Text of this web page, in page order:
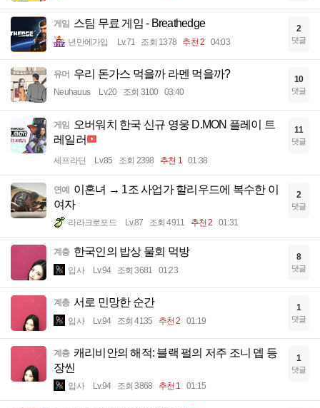
게임 스팀 무료 게임 - Breathedge
년만에가입 Lv.71 조회 1378 추천 2 04:03
2
댓글
유머 우리 돈가스 먹을까 라멘 먹을까?
Neuhauus Lv.20 조회 3100 03:40
10
댓글
게임
오버워치 한국 신규 영웅 D.MON 플레이 트
레일러
세프라딘 Lv.85 조회 2398 추천 1 01:38
11
댓글
연예
이혼녀 → 1조 사업가 할리우드에 복수한 이
여자
라라크로포드 Lv.87 조회 4911 추천 2 01:31
2
댓글
계층 한국인의 밥상 물회 먹방
입사 Lv.94 조회 3681 01:23
8
댓글
계층 서로 민망한 순간
입사 Lv.94 조회 4135 추천 2 01:19
1
댓글
계층 캐리비안의 해적: 블랙 펄의 저주 조니 뎁 등
장씬
입사 Lv.94 조회 3868 추천 1 01:15
1
댓글